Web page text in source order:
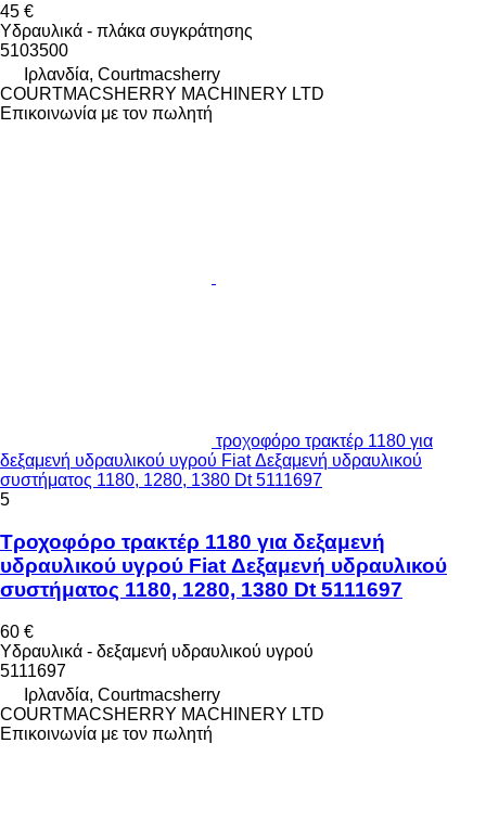
45 €
Υδραυλικά - πλάκα συγκράτησης
5103500
Ιρλανδία, Courtmacsherry
COURTMACSHERRY MACHINERY LTD
Επικοινωνία με τον πωλητή
τροχοφόρο τρακτέρ 1180 για
δεξαμενή υδραυλικού υγρού Fiat Δεξαμενή υδραυλικού
συστήματος 1180, 1280, 1380 Dt 5111697
5
Τροχοφόρο τρακτέρ 1180 για δεξαμενή
υδραυλικού υγρού Fiat Δεξαμενή υδραυλικού
συστήματος 1180, 1280, 1380 Dt 5111697
60 €
Υδραυλικά - δεξαμενή υδραυλικού υγρού
5111697
Ιρλανδία, Courtmacsherry
COURTMACSHERRY MACHINERY LTD
Επικοινωνία με τον πωλητή